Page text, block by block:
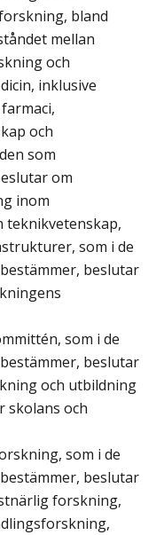
bland
mellan
och
inklusive
och
som
om
inom
teknikvetenskap,
som i de
beslutar
som i de
beslutar
och utbildning
skolans och
som i de
beslutar
forskning,